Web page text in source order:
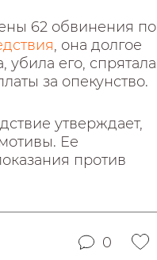
62 обвинения по
, она долгое
убила его, спрятала
за опекунство.
утверждает,
Ее
против
0